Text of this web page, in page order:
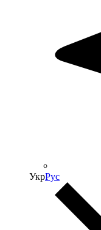
УкрРус